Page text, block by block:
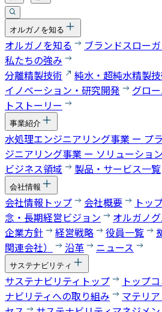
オルガノを知る
オルガノを知る
ブランドスロー
私たちの強み
分離精製技術
純水・超純水精製
イノベーション・研究開発
グロ
トストーリー
事業紹介
水処理エンジニアリング事業 ー プ
ジニアリング事業 ー ソリューショ
ビジネス領域
製品・サービス一覧
会社情報
会社情報トップ 会社概要 トッ
念・長期経営ビジョン
オルガノ
企業方針
経営戦略 役員一覧
関連会社）
沿革 ニュース
サステナビリティ
サステナビリティトップ トップ
ナビリティへの取り組み
マテリ